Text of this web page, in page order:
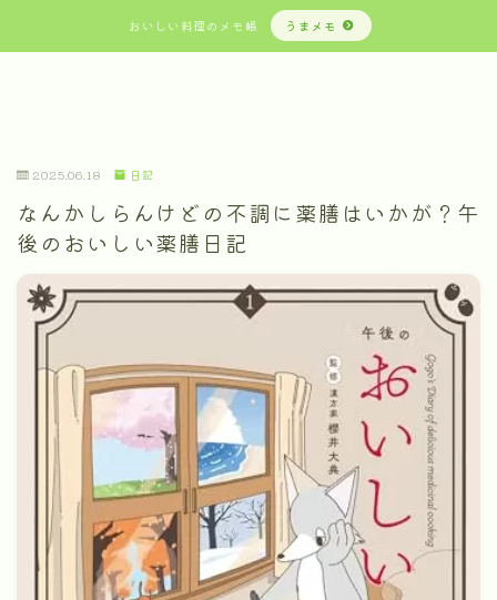
おいしい料理のメモ帳 うまメモ
2025.06.18 日記
なんかしらんけどの不調に薬膳はいかが？午
後のおいしい薬膳日記